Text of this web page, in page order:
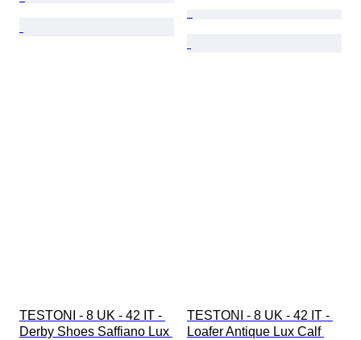
TESTONI - 8 UK - 42 IT -
Derby Shoes Saffiano Lux
TESTONI - 8 UK - 42 IT -
Loafer Antique Lux Calf